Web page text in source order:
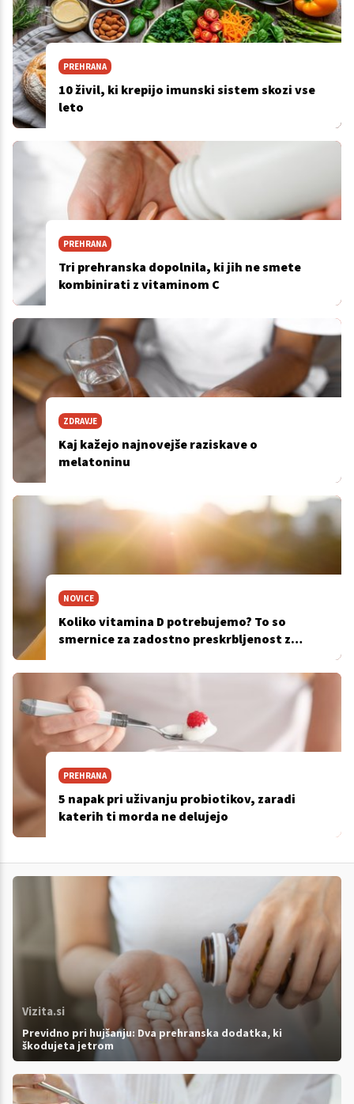
PREHRANA
10 živil, ki krepijo imunski sistem skozi vse
leto
PREHRANA
Tri prehranska dopolnila, ki jih ne smete
kombinirati z vitaminom C
ZDRAVJE
Kaj kažejo najnovejše raziskave o
melatoninu
NOVICE
Koliko vitamina D potrebujemo? To so
smernice za zadostno preskrbljenost z
PREHRANA
5 napak pri uživanju probiotikov, zaradi
katerih ti morda ne delujejo
Vizita.si
Previdno pri hujšanju: Dva prehranska dodatka, ki
škodujeta jetrom